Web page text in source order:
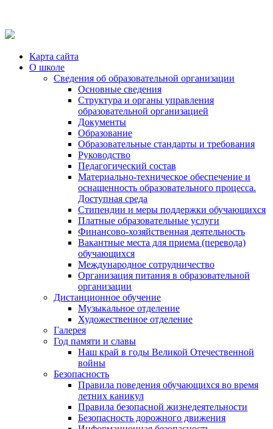
Карта сайта
О школе
Сведения об образовательной организации
Основные сведения
Структура и органы управления
образовательной организацией
Документы
Образование
Образовательные стандарты и требования
Руководство
Педагогический состав
Материально-техническое обеспечение и
оснащенность образовательного процесса.
Доступная среда
Стипендии и меры поддержки обучающихся
Платные образовательные услуги
Финансово-хозяйственная деятельность
Вакантные места для приема (перевода)
обучающихся
Международное сотрудничество
Организация питания в образовательной
организации
Дистанционное обучение
Музыкальное отделение
Художественное отделение
Галерея
Год памяти и славы
Наш край в годы Великой Отечественной
войны
Безопасность
Правила поведения обучающихся во время
летних каникул
Правила безопасной жизнедеятельности
Безопасность дорожного движения